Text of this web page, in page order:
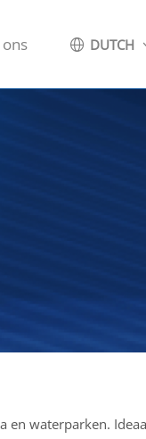
DUTCH
en waterparken.